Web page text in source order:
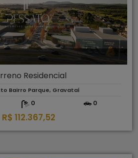
Residencial
Bairro Parque, Gravataí
0 0
R$ 112.367,52